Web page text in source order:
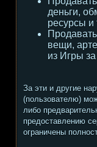
деньги,
ресурсы и
вещи,
из Игры
За эти и другие
(пользователю)
либо
предоставлению
ограничены